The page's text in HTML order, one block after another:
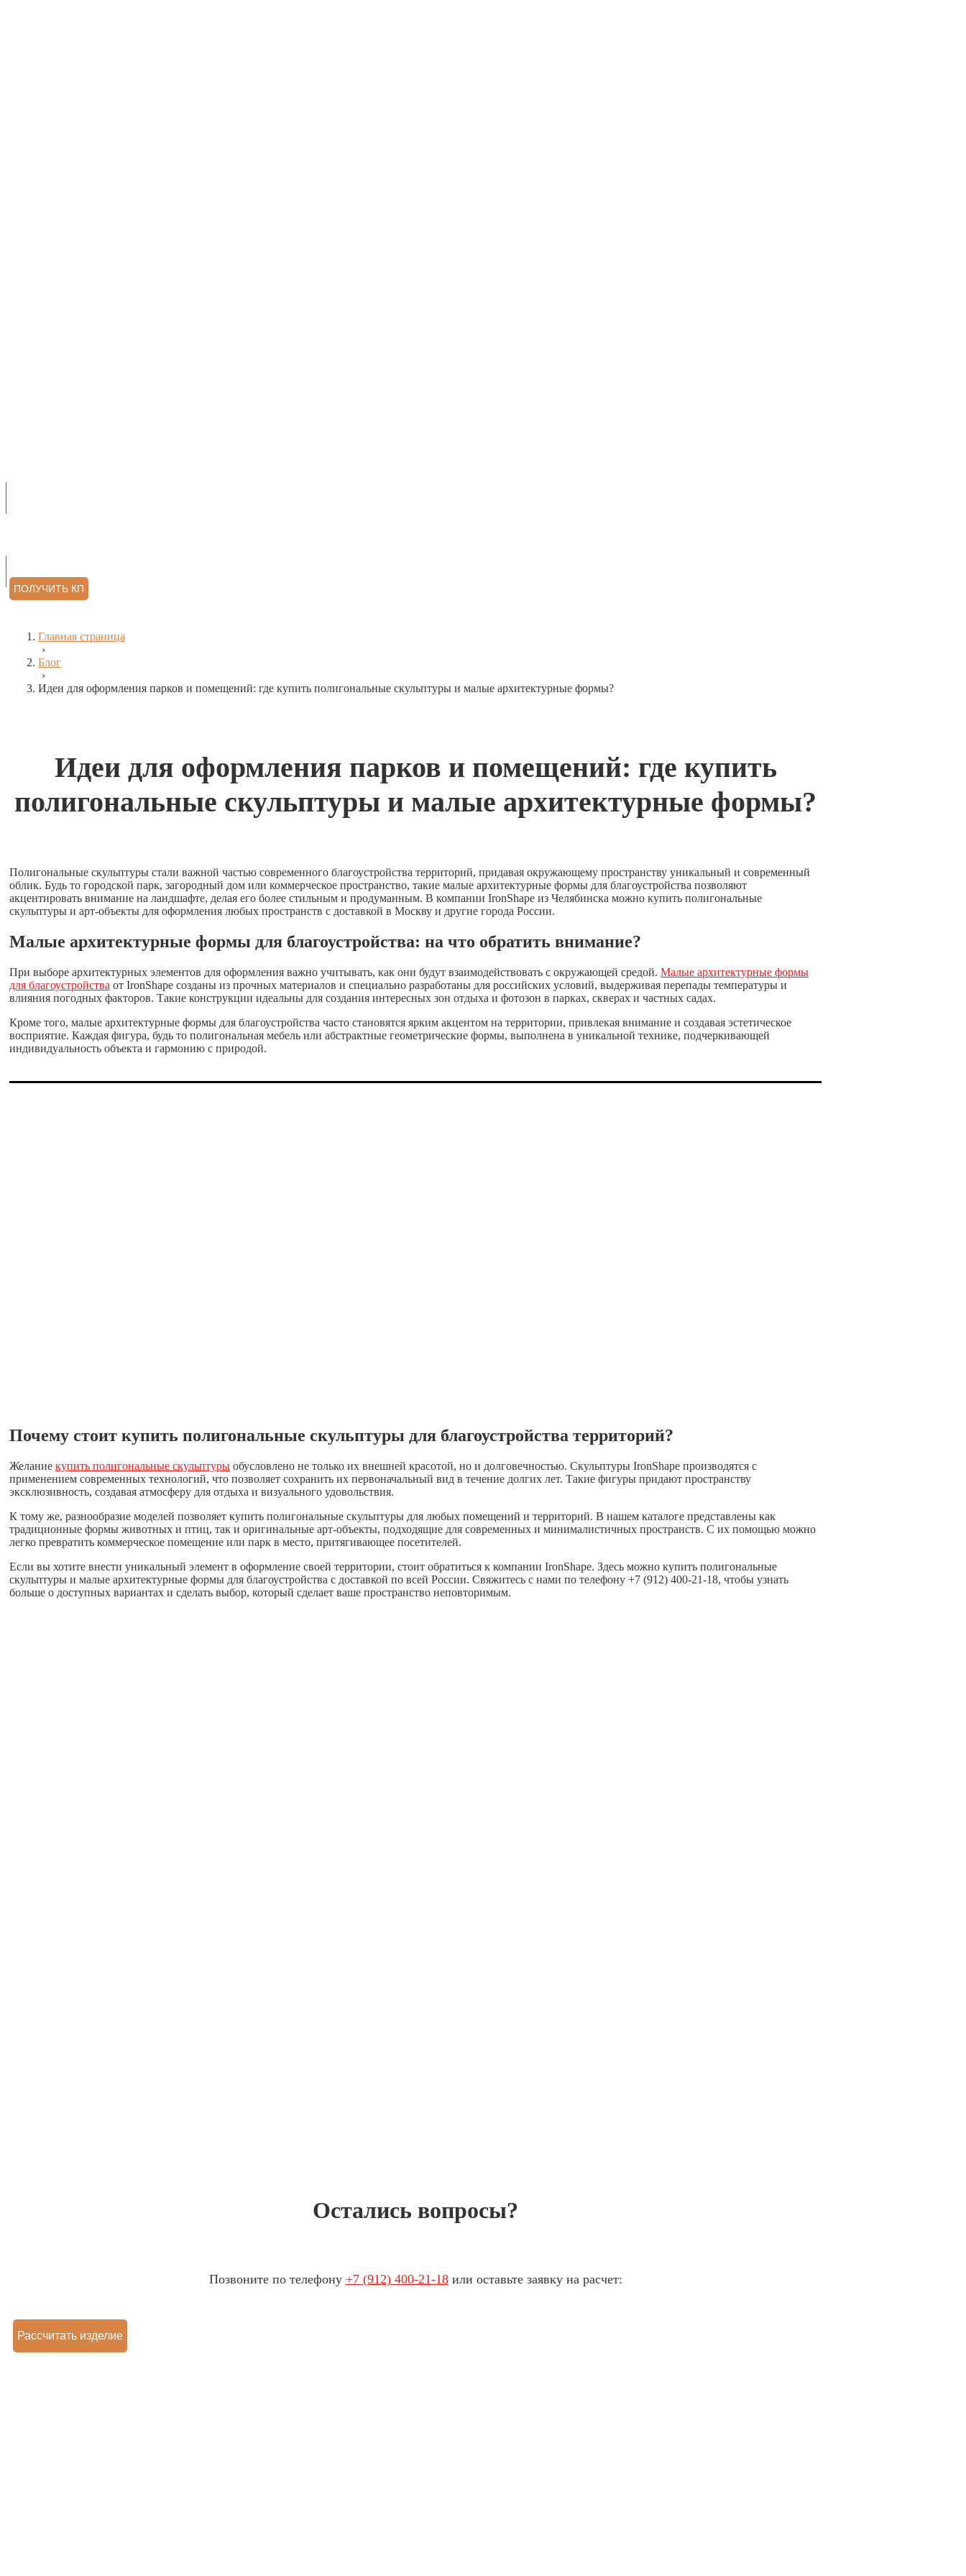
ПОЛУЧИТЬ КП
Главная страница
›
Блог
›
Идеи для оформления парков и помещений: где купить полигональные скульптуры и малые архитектурные формы?
Идеи для оформления парков и помещений: где купить
полигональные скульптуры и малые архитектурные формы?
Полигональные скульптуры стали важной частью современного благоустройства территорий, придавая окружающему пространству уникальный и современный
облик. Будь то городской парк, загородный дом или коммерческое пространство, такие малые архитектурные формы для благоустройства позволяют
акцентировать внимание на ландшафте, делая его более стильным и продуманным. В компании IronShape из Челябинска можно купить полигональные
скульптуры и арт-объекты для оформления любых пространств с доставкой в Москву и другие города России.
Малые архитектурные формы для благоустройства: на что обратить внимание?
При выборе архитектурных элементов для оформления важно учитывать, как они будут взаимодействовать с окружающей средой. Малые архитектурные формы
для благоустройства от IronShape созданы из прочных материалов и специально разработаны для российских условий, выдерживая перепады температуры и
влияния погодных факторов. Такие конструкции идеальны для создания интересных зон отдыха и фотозон в парках, скверах и частных садах.
Кроме того, малые архитектурные формы для благоустройства часто становятся ярким акцентом на территории, привлекая внимание и создавая эстетическое
восприятие. Каждая фигура, будь то полигональная мебель или абстрактные геометрические формы, выполнена в уникальной технике, подчеркивающей
индивидуальность объекта и гармонию с природой.
Почему стоит купить полигональные скульптуры для благоустройства территорий?
Желание купить полигональные скульптуры обусловлено не только их внешней красотой, но и долговечностью. Скульптуры IronShape производятся с
применением современных технологий, что позволяет сохранить их первоначальный вид в течение долгих лет. Такие фигуры придают пространству
эксклюзивность, создавая атмосферу для отдыха и визуального удовольствия.
К тому же, разнообразие моделей позволяет купить полигональные скульптуры для любых помещений и территорий. В нашем каталоге представлены как
традиционные формы животных и птиц, так и оригинальные арт-объекты, подходящие для современных и минималистичных пространств. С их помощью можно
легко превратить коммерческое помещение или парк в место, притягивающее посетителей.
Если вы хотите внести уникальный элемент в оформление своей территории, стоит обратиться к компании IronShape. Здесь можно купить полигональные
скульптуры и малые архитектурные формы для благоустройства с доставкой по всей России. Свяжитесь с нами по телефону +7 (912) 400-21-18, чтобы узнать
больше о доступных вариантах и сделать выбор, который сделает ваше пространство неповторимым.
Остались вопросы?
Позвоните по телефону +7 (912) 400-21-18или оставьте заявку на расчет:
Рассчитать изделие